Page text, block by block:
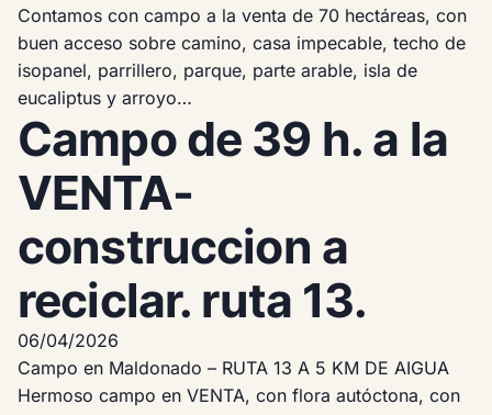
Contamos con campo a la venta de 70 hectáreas, con
buen acceso sobre camino, casa impecable, techo de
isopanel, parrillero, parque, parte arable, isla de
eucaliptus y arroyo…
Campo de 39 h. a la
VENTA-
construccion a
reciclar. ruta 13.
06/04/2026
Campo en Maldonado – RUTA 13 A 5 KM DE AIGUA
Hermoso campo en VENTA, con flora autóctona, con